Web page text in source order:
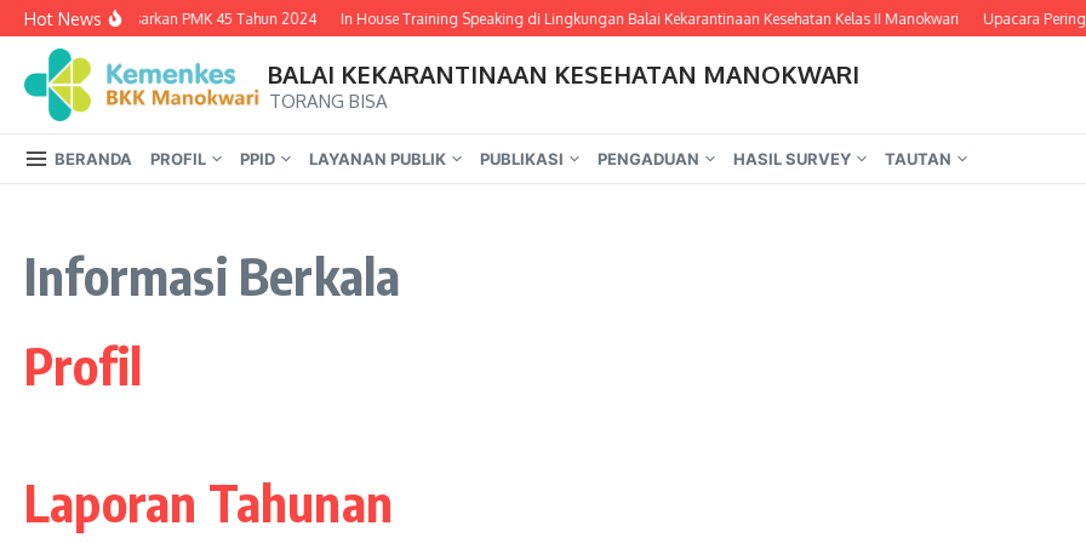
Lewati ke konten
Hot News
Tarif PNBP Berdasarkan PMK 45 Tahun 2024 In House Training Speaking di Lingkungan Balai Kekarantinaan Kesehatan Kelas II Manokwari Upacara
BALAI KEKARANTINAAN KESEHATAN MANOKWARI
TORANG BISA
BERANDA PROFIL PPID LAYANAN PUBLIK PUBLIKASI PENGADUAN HASIL SURVEY TAUTAN
Informasi Berkala
Profil
Laporan Tahunan